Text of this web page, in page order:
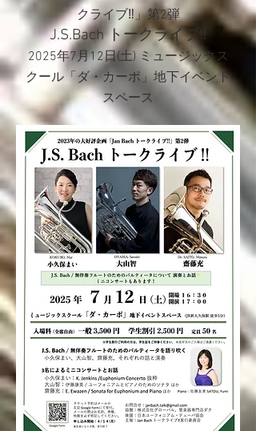
クライブ‼︎」第2弾
J.S.Bach トークライブ‼︎
2025年7月12日(土) ミュージックス
クール「ダ・カーポ」地下イベント
スペース